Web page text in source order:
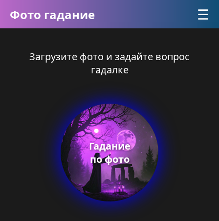
Фото гадание ☰
Загрузите фото и задайте вопрос
гадалке
Гадание
по фото